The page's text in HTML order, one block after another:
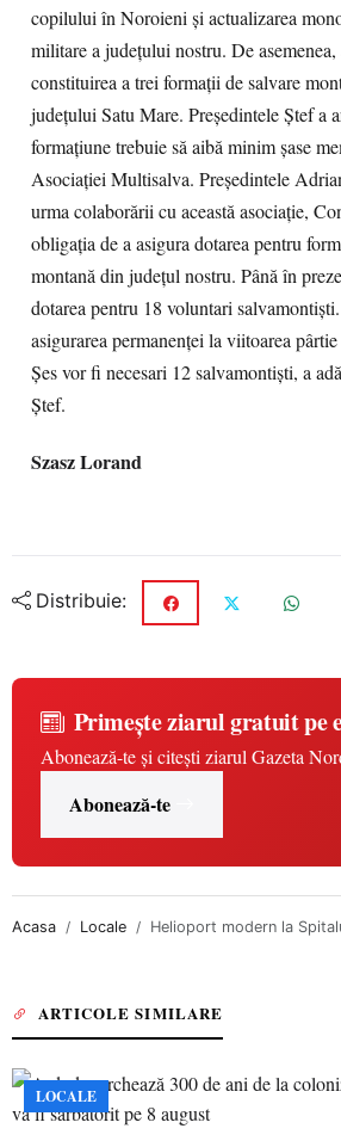
copilului în Noroieni şi actualizarea
militare a judeţului nostru. De asemenea,
constituirea a trei formaţii de salvare
judeţului Satu Mare. Preşedintele Ştef a
formaţiune trebuie să aibă minim şase
Asociaţiei Multisalva. Preşedintele
urma colaborării cu această asociaţie,
obligaţia de a asigura dotarea pentru
montană din judeţul nostru. Până în
dotarea pentru 18 voluntari
asigurarea permanenţei la viitoarea
Şes vor fi necesari 12 salvamontişti, a
Ştef.
Szasz Lorand
Distribuie:
Primește ziarul gratuit pe
Abonează-te și citești ziarul Gazeta
Abonează-te
Acasa Locale Helioport modern la
ARTICOLE SIMILARE
LOCALE